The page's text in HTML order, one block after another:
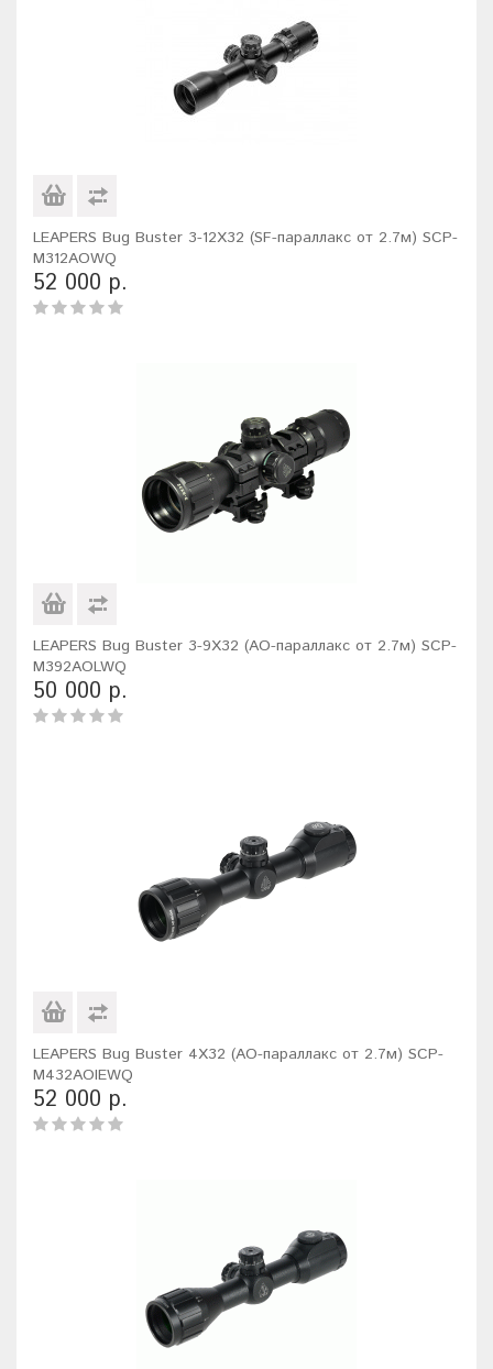
LEAPERS Bug Buster 3-12X32 (SF-параллакс от 2.7м) SCP-
M312AOWQ
52 000 р.
LEAPERS Bug Buster 3-9X32 (AO-параллакс от 2.7м) SCP-
M392AOLWQ
50 000 р.
LEAPERS Bug Buster 4X32 (AO-параллакс от 2.7м) SCP-
M432AOIEWQ
52 000 р.